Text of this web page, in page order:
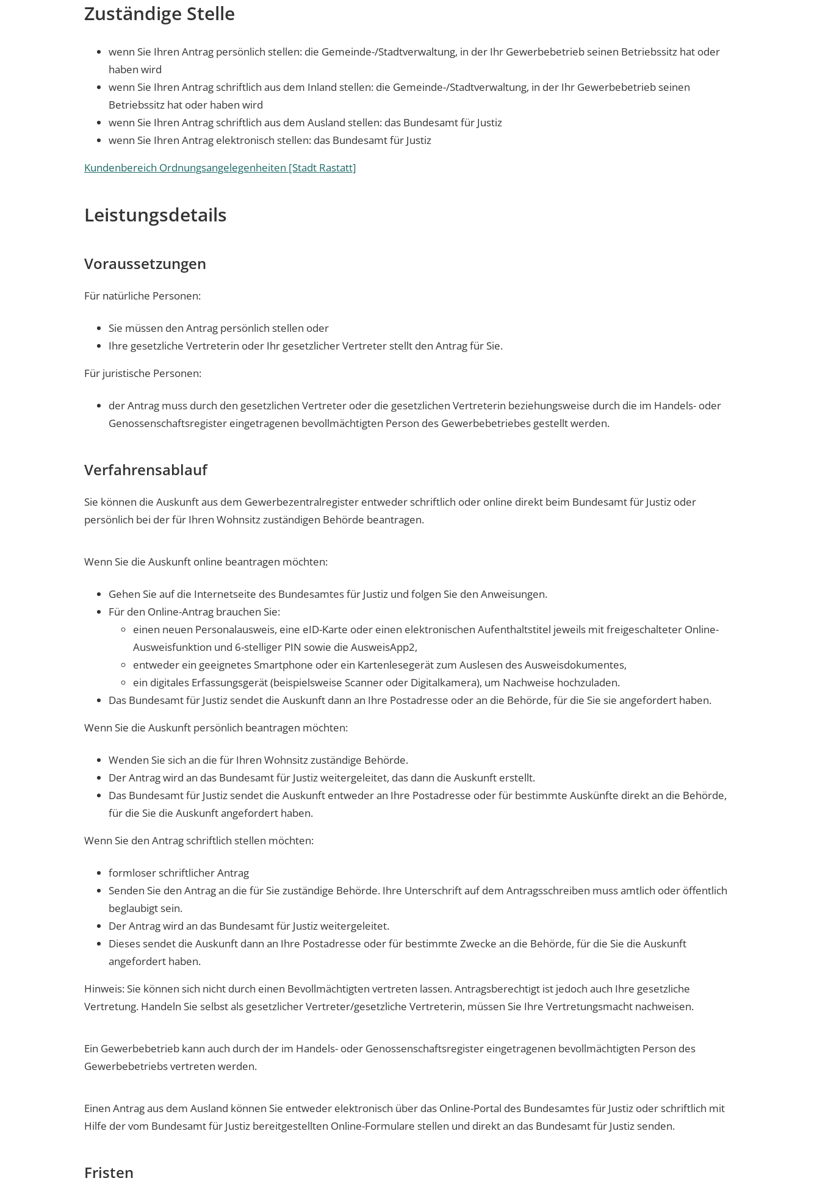
Zuständige Stelle
wenn Sie Ihren Antrag persönlich stellen: die Gemeinde-/Stadtverwaltung, in der Ihr Gewerbebetrieb seinen Betriebssitz hat oder
haben wird
wenn Sie Ihren Antrag schriftlich aus dem Inland stellen: die Gemeinde-/Stadtverwaltung, in der Ihr Gewerbebetrieb seinen
Betriebssitz hat oder haben wird
wenn Sie Ihren Antrag schriftlich aus dem Ausland stellen: das Bundesamt für Justiz
wenn Sie Ihren Antrag elektronisch stellen: das Bundesamt für Justiz
Kundenbereich Ordnungsangelegenheiten [Stadt Rastatt]
Leistungsdetails
Voraussetzungen
Für natürliche Personen:
Sie müssen den Antrag persönlich stellen oder
Ihre gesetzliche Vertreterin oder Ihr gesetzlicher Vertreter stellt den Antrag für Sie.
Für juristische Personen:
der Antrag muss durch den gesetzlichen Vertreter oder die gesetzlichen Vertreterin beziehungsweise durch die im Handels- oder
Genossenschaftsregister eingetragenen bevollmächtigten Person des Gewerbebetriebes gestellt werden.
Verfahrensablauf
Sie können die Auskunft aus dem Gewerbezentralregister entweder schriftlich oder online direkt beim Bundesamt für Justiz oder
persönlich bei der für Ihren Wohnsitz zuständigen Behörde beantragen.
Wenn Sie die Auskunft online beantragen möchten:
Gehen Sie auf die Internetseite des Bundesamtes für Justiz und folgen Sie den Anweisungen.
Für den Online-Antrag brauchen Sie:
einen neuen Personalausweis, eine eID-Karte oder einen elektronischen Aufenthaltstitel jeweils mit freigeschalteter Online-
Ausweisfunktion und 6-stelliger PIN sowie die AusweisApp2,
entweder ein geeignetes Smartphone oder ein Kartenlesegerät zum Auslesen des Ausweisdokumentes,
ein digitales Erfassungsgerät (beispielsweise Scanner oder Digitalkamera), um Nachweise hochzuladen.
Das Bundesamt für Justiz sendet die Auskunft dann an Ihre Postadresse oder an die Behörde, für die Sie sie angefordert haben.
Wenn Sie die Auskunft persönlich beantragen möchten:
Wenden Sie sich an die für Ihren Wohnsitz zuständige Behörde.
Der Antrag wird an das Bundesamt für Justiz weitergeleitet, das dann die Auskunft erstellt.
Das Bundesamt für Justiz sendet die Auskunft entweder an Ihre Postadresse oder für bestimmte Auskünfte direkt an die Behörde,
für die Sie die Auskunft angefordert haben.
Wenn Sie den Antrag schriftlich stellen möchten:
formloser schriftlicher Antrag
Senden Sie den Antrag an die für Sie zuständige Behörde. Ihre Unterschrift auf dem Antragsschreiben muss amtlich oder öffentlich
beglaubigt sein.
Der Antrag wird an das Bundesamt für Justiz weitergeleitet.
Dieses sendet die Auskunft dann an Ihre Postadresse oder für bestimmte Zwecke an die Behörde, für die Sie die Auskunft
angefordert haben.
Hinweis: Sie können sich nicht durch einen Bevollmächtigten vertreten lassen. Antragsberechtigt ist jedoch auch Ihre gesetzliche
Vertretung. Handeln Sie selbst als gesetzlicher Vertreter/gesetzliche Vertreterin, müssen Sie Ihre Vertretungsmacht nachweisen.
Ein Gewerbebetrieb kann auch durch der im Handels- oder Genossenschaftsregister eingetragenen bevollmächtigten Person des
Gewerbebetriebs vertreten werden.
Einen Antrag aus dem Ausland können Sie entweder elektronisch über das Online-Portal des Bundesamtes für Justiz oder schriftlich mit
Hilfe der vom Bundesamt für Justiz bereitgestellten Online-Formulare stellen und direkt an das Bundesamt für Justiz senden.
Fristen